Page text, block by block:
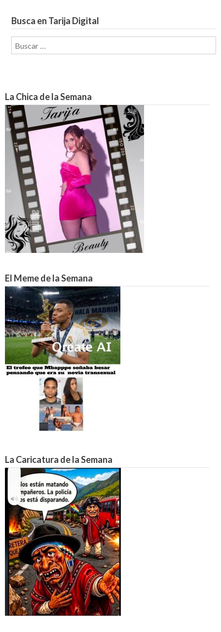
Busca en Tarija Digital
Buscar:
La Chica de la Semana
El Meme de la Semana
La Caricatura de la Semana